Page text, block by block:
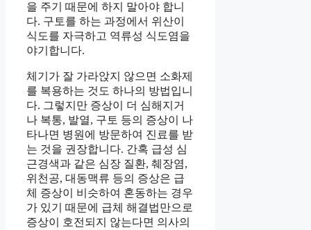
을 주기 때문에 하지 말아야 합니
다. 구토를 하는 과정에서 위산이
식도를 자극하고 역류성 식도염을
야기합니다.
체기가 잘 가라앉지 않으면 소화제
를 복용하는 것도 하나의 방법입니
다. 그렇지만 증상이 더 심해지거
나 복통, 발열, 구토 등의 증상이 나
타나면 병원에 방문하여 진료를 받
는 것을 권장합니다. 간혹 급성 심
근경색과 같은 심장 질환, 췌장염,
위천공, 대동맥류 등의 증상은 급
체 증상이 비슷하여 혼동하는 경우
가 있기 때문에 급체 해결법만으로
증상이 호전되지 않는다면 의사의